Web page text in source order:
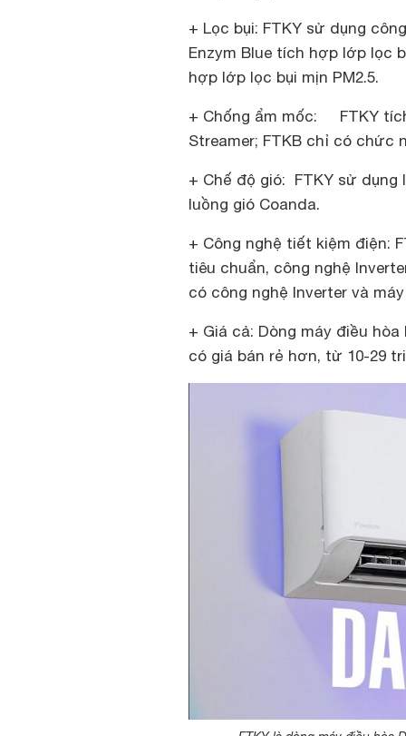
+ Lọc bụi: FTKY sử dụng
Enzym Blue tích hợp lớp lọc
hợp lớp lọc bụi mịn PM2.5.
+ Chống ẩm mốc: FTKY
Streamer; FTKB chỉ có chức
+ Chế độ gió: FTKY sử
luồng gió Coanda.
+ Công nghệ tiết kiệm điện:
tiêu chuẩn, công nghệ
có công nghệ Inverter và
+ Giá cả: Dòng máy điều
có giá bán rẻ hơn, từ 10-29